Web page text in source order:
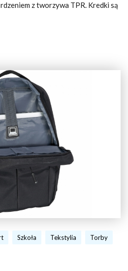
z tworzywa TPR. Kredki są
Szkoła Tekstylia Torby